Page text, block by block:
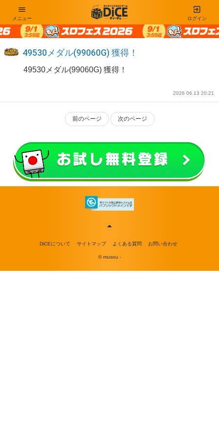
ログイン
メニュー
49530メダル(99060G) 獲得！
49530メダル(99060G) 獲得！
2026 06.13 20:21
前のページ 次のページ
DiCEについて サイトマップ よくある質問 お問い合わせ
© musou -